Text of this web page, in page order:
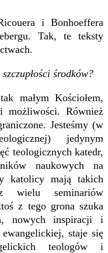
i Bonhoeffera
Tak, te teksty
środków?
małym Kościołem,
Również
Jesteśmy (w
jedynym
teologicznych katedr,
naukowych na
katolicy mają takich
wielu seminariów
z tego grona szuka
nowych inspiracji i
staje się
teologów i